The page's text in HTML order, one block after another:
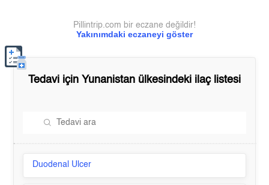
Yakınımdaki eczaneyi göster
Pillintrip.com bir eczane değildir!
Tedavi için Yunanistan ülkesindeki ilaç listesi
Duodenal Ulcer